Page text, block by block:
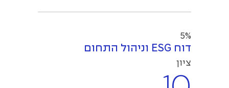
5%
דוח ESG וניהול התחום
ציון